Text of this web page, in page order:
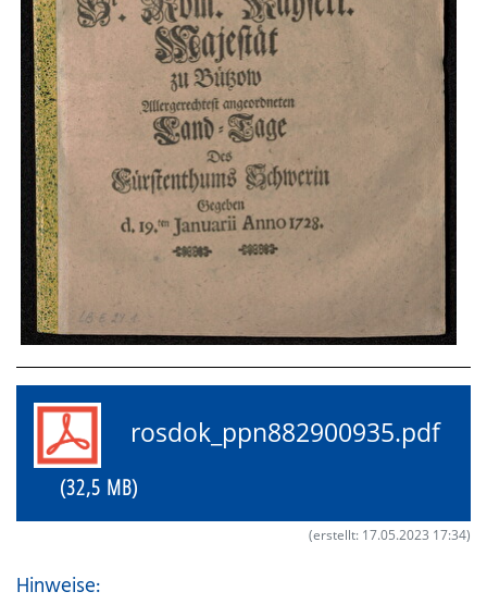
rosdok_ppn882900935.pdf
(32,5 MB)
(erstellt: 17.05.2023 17:34)
Hinweise: